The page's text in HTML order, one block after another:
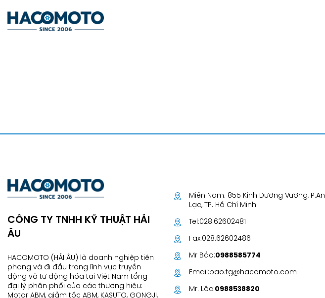
CÔNG TY TNHH KỸ THUẬT HẢI
ÂU
HACOMOTO (HẢI ÂU) là doanh nghiệp tiên
phong và đi đầu trong lĩnh vực truyền
động và tự động hóa tại Việt Nam tổng
đại lý phân phối của các thương hiệu:
Motor ABM, giảm tốc ABM, KASUTO, GONGJI,
Miền Nam: 855 Kinh Dương Vương, P.An
Lạc, TP. Hồ Chí Minh
Tel:028.62602481
Fax:028.62602486
Mr Bảo:0988585774
Email:bao.tg@hacomoto.com
Mr. Lộc:0988538820